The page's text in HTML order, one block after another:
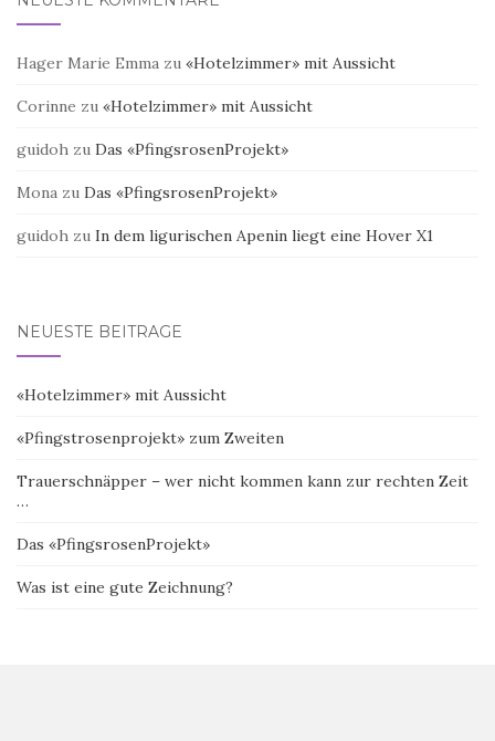
Hager Marie Emma zu «Hotelzimmer» mit Aussicht
Corinne zu «Hotelzimmer» mit Aussicht
guidoh zu Das «PfingsrosenProjekt»
Mona zu Das «PfingsrosenProjekt»
guidoh zu In dem ligurischen Apenin liegt eine Hover X1
NEUESTE BEITRÄGE
«Hotelzimmer» mit Aussicht
«Pfingstrosenprojekt» zum Zweiten
Trauerschnäpper – wer nicht kommen kann zur rechten Zeit
…
Das «PfingsrosenProjekt»
Was ist eine gute Zeichnung?